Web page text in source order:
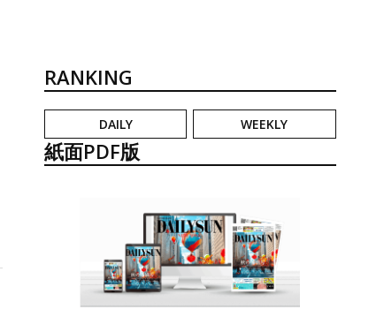
RANKING
DAILY WEEKLY
紙面PDF版